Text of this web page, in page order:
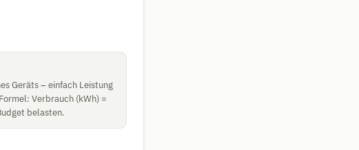
Geräts – einfach Leistung
Verbrauch (kWh) =
belasten.